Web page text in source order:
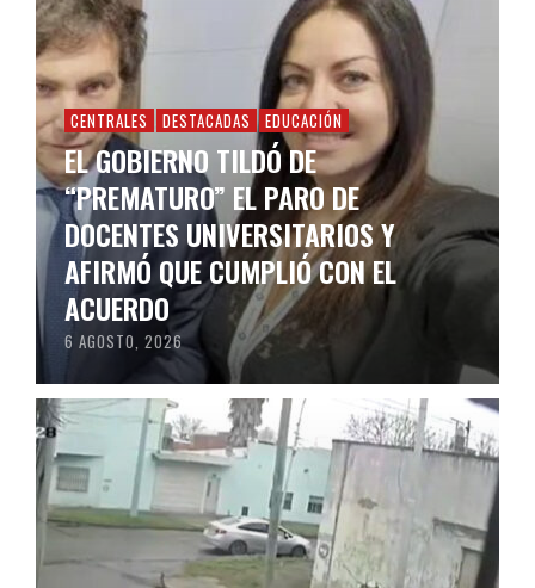
CENTRALES DESTACADAS EDUCACIÓN
EL GOBIERNO TILDÓ DE
“PREMATURO” EL PARO DE
DOCENTES UNIVERSITARIOS Y
AFIRMÓ QUE CUMPLIÓ CON EL
ACUERDO
6 AGOSTO, 2026